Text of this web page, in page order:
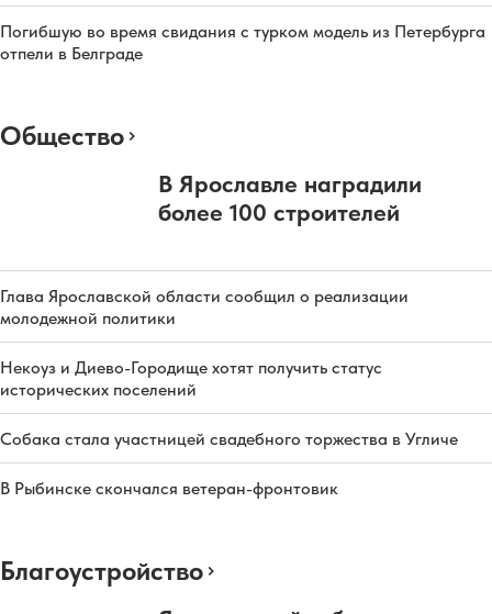
Погибшую во время свидания с турком модель из Петербурга
отпели в Белграде
Общество
В Ярославле наградили
более 100 строителей
Глава Ярославской области сообщил о реализации
молодежной политики
Некоуз и Диево-Городище хотят получить статус
исторических поселений
Собака стала участницей свадебного торжества в Угличе
В Рыбинске скончался ветеран-фронтовик
Благоустройство